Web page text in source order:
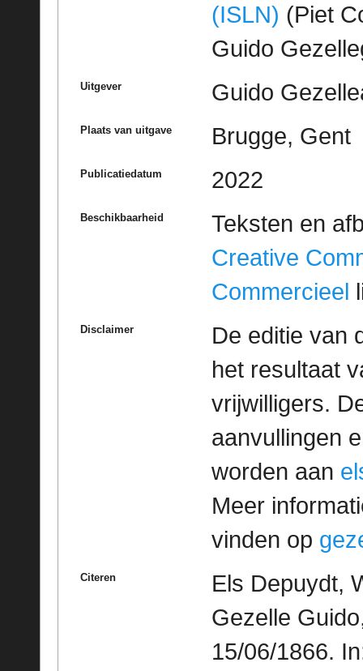
(ISLN) (Piet
Guido
Uitgever Guido
Plaats van uitgave Brugge, Gent
Publicatiedatum 2022
Beschikbaarheid
Teksten en
Creative
Commercieel
Disclaimer
De editie van
het resultaat
vrijwilligers.
aanvullingen
worden aan
Meer
vinden op
Citeren
Els Depuydt,
Gezelle
15/06/1866.